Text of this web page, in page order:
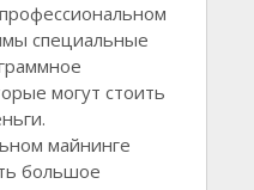
специальные
могут стоить
майнинге
большое